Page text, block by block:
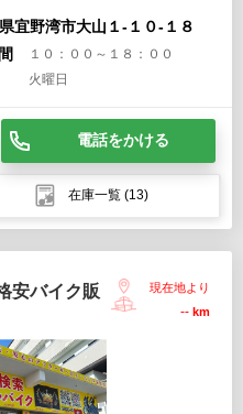
宜野湾市大山１-１０-１８
１０：００～１８：００
火曜日
電話をかける
在庫一覧 (13)
安バイク販
現在地より
-- km